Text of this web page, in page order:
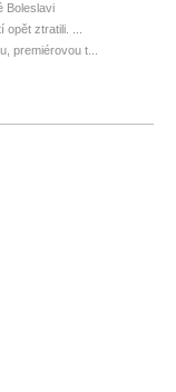
Boleslavi
ztratili. ...
premiérovou t...